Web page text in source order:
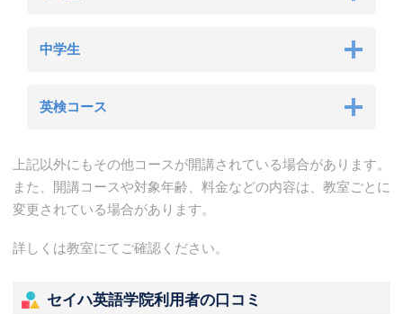
中学生
英検コース
上記以外にもその他コースが開講されている場合があります。
また、開講コースや対象年齢、料金などの内容は、教室ごとに
変更されている場合があります。
詳しくは教室にてご確認ください。
セイハ英語学院利用者の口コミ